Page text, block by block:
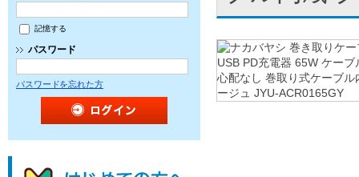
記憶する
パスワード
パスワードを忘れた方